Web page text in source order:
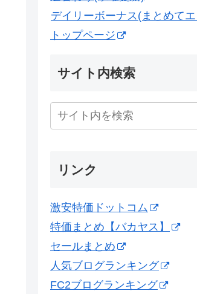
デイリーボーナス(まとめて
トップページ
サイト内検索
リンク
激安特価ドットコム
特価まとめ【バカヤス】
セールまとめ
人気ブログランキング
FC2ブログランキング